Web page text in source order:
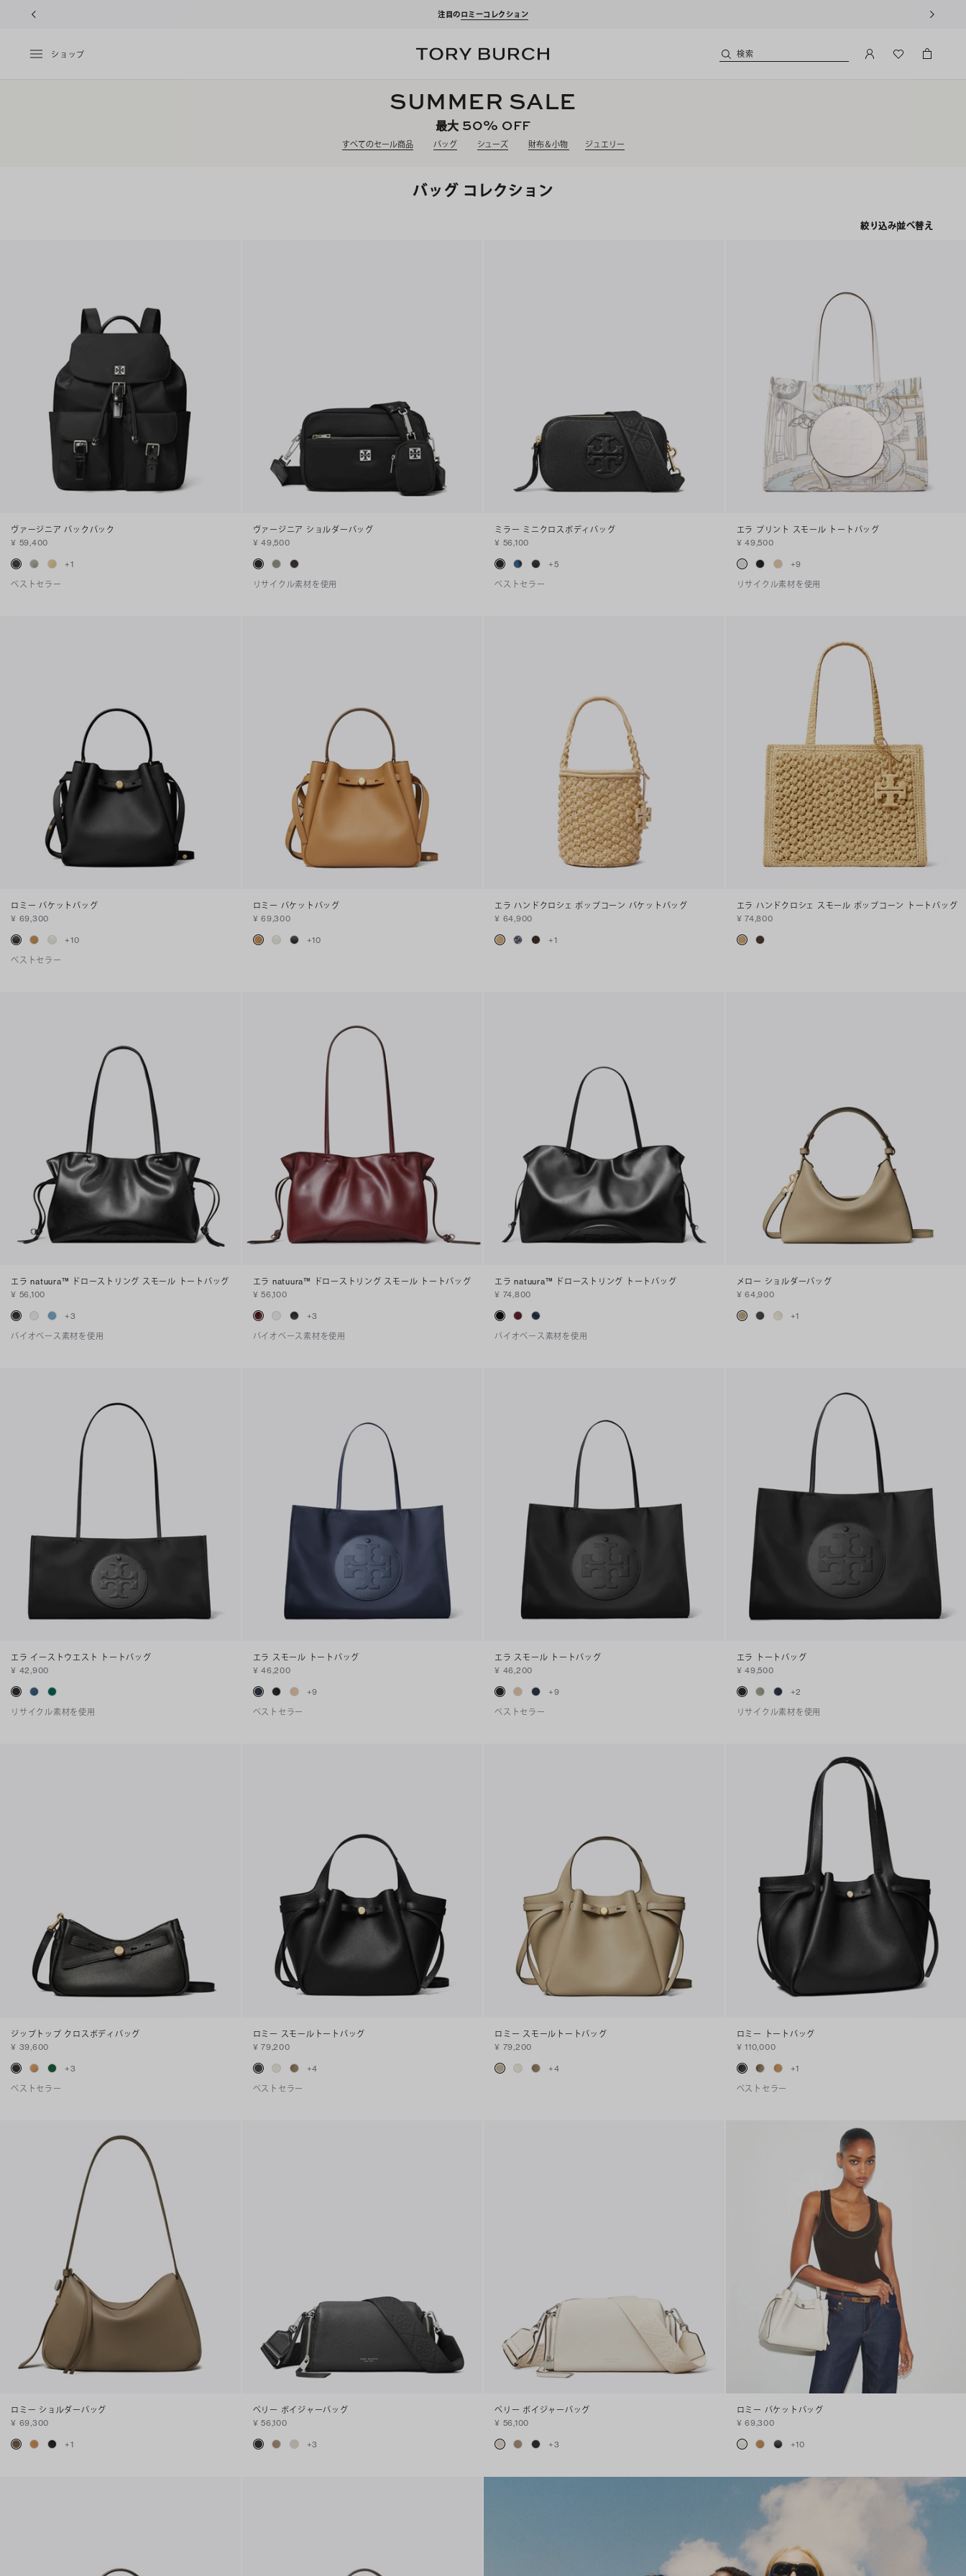
新規アカウント登録*で、20,000円(税込)以上のお買い物にご利用いただけます。
ショップ 検索
SUMMER SALE
最大 50% OFF
すべてのセール商品 バッグ シューズ 財布＆小物 ジュエリー
バッグ コレクション
絞り込み並べ替え
ヴァージニア バックパック
¥ 59,400
+1
ベストセラー
ヴァージニア ショルダーバッグ
¥ 49,500
リサイクル素材を使用
ミラー ミニクロスボディバッグ
¥ 56,100
+5
ベストセラー
エラ プリント スモール トートバッグ
¥ 49,500
+9
リサイクル素材を使用
ロミー バケットバッグ
¥ 69,300
+10
ベストセラー
ロミー バケットバッグ
¥ 69,300
+10
エラ ハンドクロシェ ポップコーン バケットバッグ
¥ 64,900
+1
エラ ハンドクロシェ スモール ポップコーン トートバッグ
¥ 74,800
エラ natuura™ ドローストリング スモール トートバッグ
¥ 56,100
+3
バイオベース素材を使用
エラ natuura™ ドローストリング スモール トートバッグ
¥ 56,100
+3
バイオベース素材を使用
エラ natuura™ ドローストリング トートバッグ
¥ 74,800
バイオベース素材を使用
メロー ショルダーバッグ
¥ 64,900
+1
エラ イーストウエスト トートバッグ
¥ 42,900
リサイクル素材を使用
エラ スモール トートバッグ
¥ 46,200
+9
ベストセラー
エラ スモール トートバッグ
¥ 46,200
+9
ベストセラー
エラ トートバッグ
¥ 49,500
+2
リサイクル素材を使用
ジップトップ クロスボディバッグ
¥ 39,600
+3
ベストセラー
ロミー スモールトートバッグ
¥ 79,200
+4
ベストセラー
ロミー スモールトートバッグ
¥ 79,200
+4
ロミー トートバッグ
¥ 110,000
+1
ベストセラー
ロミー ショルダーバッグ
¥ 69,300
+1
ペリー ボイジャーバッグ
¥ 56,100
+3
ペリー ボイジャーバッグ
¥ 56,100
+3
ロミー バケットバッグ
¥ 69,300
+10